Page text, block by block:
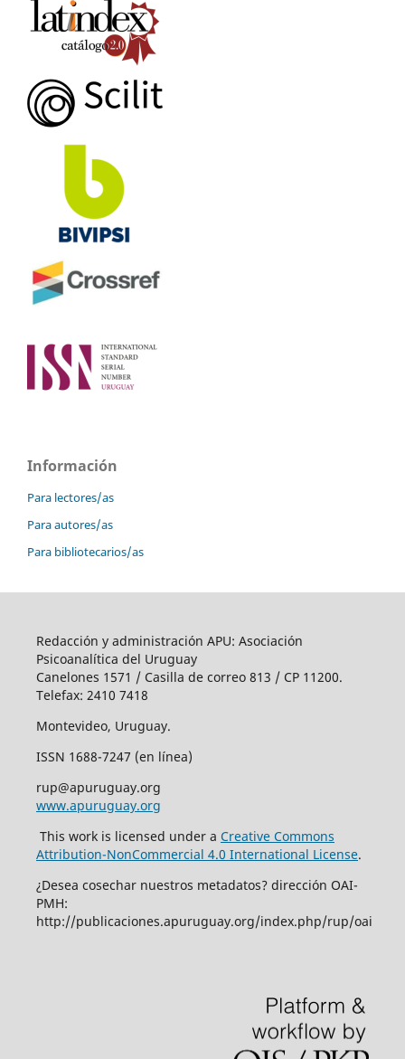
Información
Para lectores/as
Para autores/as
Para bibliotecarios/as
Redacción y administración APU: Asociación
Psicoanalítica del Uruguay
Canelones 1571 / Casilla de correo 813 / CP 11200.
Telefax: 2410 7418
Montevideo, Uruguay.
ISSN 1688-7247 (en línea)
rup@apuruguay.org
www.apuruguay.org
This work is licensed under a Creative Commons
Attribution-NonCommercial 4.0 International License.
¿Desea cosechar nuestros metadatos? dirección OAI-
PMH:
http://publicaciones.apuruguay.org/index.php/rup/oai